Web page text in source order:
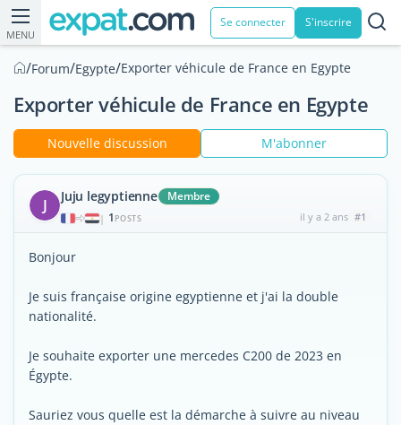
MENU
Se connecter S'inscrire
/Forum/Egypte/Exporter véhicule de France en Egypte
Exporter véhicule de France en Egypte
Nouvelle discussion M'abonner
J Juju legyptienne Membre
| 1 POSTS il y a 2 ans #1
Bonjour
Je suis française origine egyptienne et j'ai la double
nationalité.
Je souhaite exporter une mercedes C200 de 2023 en
Égypte.
Sauriez vous quelle est la démarche à suivre au niveau